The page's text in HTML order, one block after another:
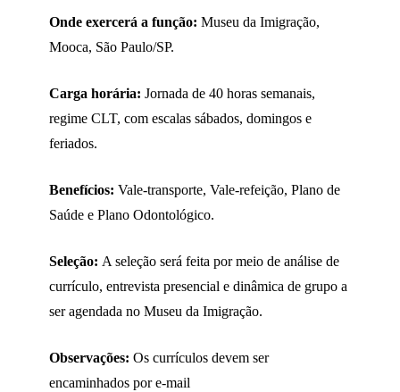
Onde exercerá a função: Museu da Imigração,
Mooca, São Paulo/SP.
Carga horária: Jornada de 40 horas semanais,
regime CLT, com escalas sábados, domingos e
feriados.
Benefícios: Vale-transporte, Vale-refeição, Plano de
Saúde e Plano Odontológico.
Seleção: A seleção será feita por meio de análise de
currículo, entrevista presencial e dinâmica de grupo a
ser agendada no Museu da Imigração.
Observações: Os currículos devem ser
encaminhados por e-mail